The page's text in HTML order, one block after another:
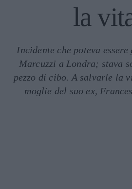
la
Incidente che poteva
Marcuzzi a Londra; stava
pezzo di cibo. A salvarle la
moglie del suo ex,